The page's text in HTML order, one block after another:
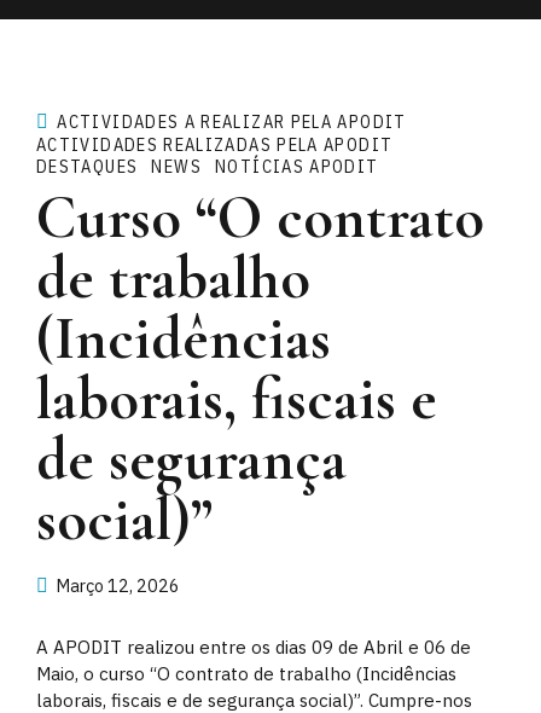
ACTIVIDADES A REALIZAR PELA APODIT
ACTIVIDADES REALIZADAS PELA APODIT
DESTAQUES
NEWS NOTÍCIAS APODIT
Curso “O contrato
de trabalho
(Incidências
laborais, fiscais e
de segurança
social)”
Março 12, 2026
A APODIT realizou entre os dias 09 de Abril e 06 de
Maio, o curso “O contrato de trabalho (Incidências
laborais, fiscais e de segurança social)”. Cumpre-nos